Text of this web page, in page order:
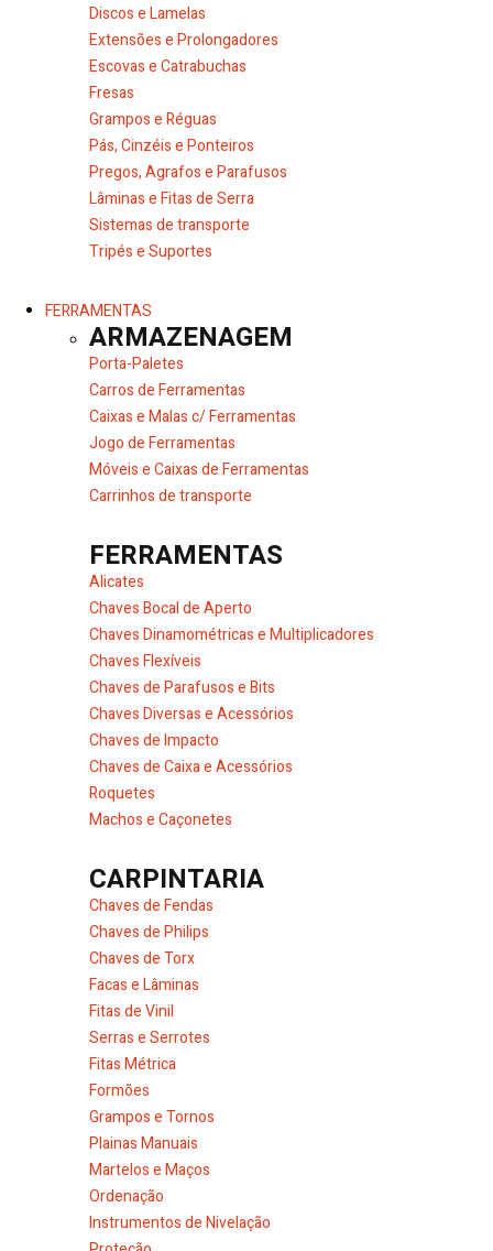
Discos e Lamelas
Extensões e Prolongadores
Escovas e Catrabuchas
Fresas
Grampos e Réguas
Pás, Cinzéis e Ponteiros
Pregos, Agrafos e Parafusos
Lâminas e Fitas de Serra
Sistemas de transporte
Tripés e Suportes
FERRAMENTAS
ARMAZENAGEM
Porta-Paletes
Carros de Ferramentas
Caixas e Malas c/ Ferramentas
Jogo de Ferramentas
Móveis e Caixas de Ferramentas
Carrinhos de transporte
FERRAMENTAS
Alicates
Chaves Bocal de Aperto
Chaves Dinamométricas e Multiplicadores
Chaves Flexíveis
Chaves de Parafusos e Bits
Chaves Diversas e Acessórios
Chaves de Impacto
Chaves de Caixa e Acessórios
Roquetes
Machos e Caçonetes
CARPINTARIA
Chaves de Fendas
Chaves de Philips
Chaves de Torx
Facas e Lâminas
Fitas de Vinil
Serras e Serrotes
Fitas Métrica
Formões
Grampos e Tornos
Plainas Manuais
Martelos e Maços
Ordenação
Instrumentos de Nivelação